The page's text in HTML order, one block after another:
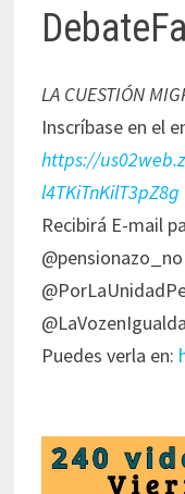
LA CUESTIÓN
Inscríbase en el
https://
l4TKiTnKilT3pZ8g
Recibirá E-mail
@pensionazo_no
Puedes verla en: